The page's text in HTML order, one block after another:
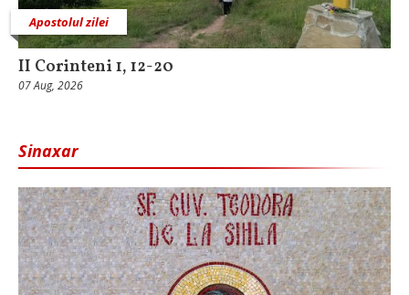
Apostolul zilei
II Corinteni 1, 12-20
07 Aug, 2026
Sinaxar